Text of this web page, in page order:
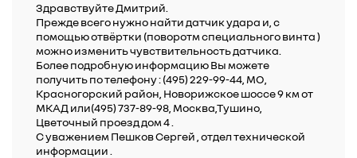
Здравствуйте Дмитрий.
Прежде всего нужно найти датчик удара и, с
помощью отвёртки (поворотм специального винта )
можно изменить чувствительность датчика.
Более подробную информацию Вы можете
получить по телефону : (495) 229-99-44, МО,
Красногорский район, Новорижское шоссе 9 км от
МКАД или(495) 737-89-98, Москва,Тушино,
Цветочный проезд дом 4 .
C уважением Пешков Сергей , отдел технической
информации .